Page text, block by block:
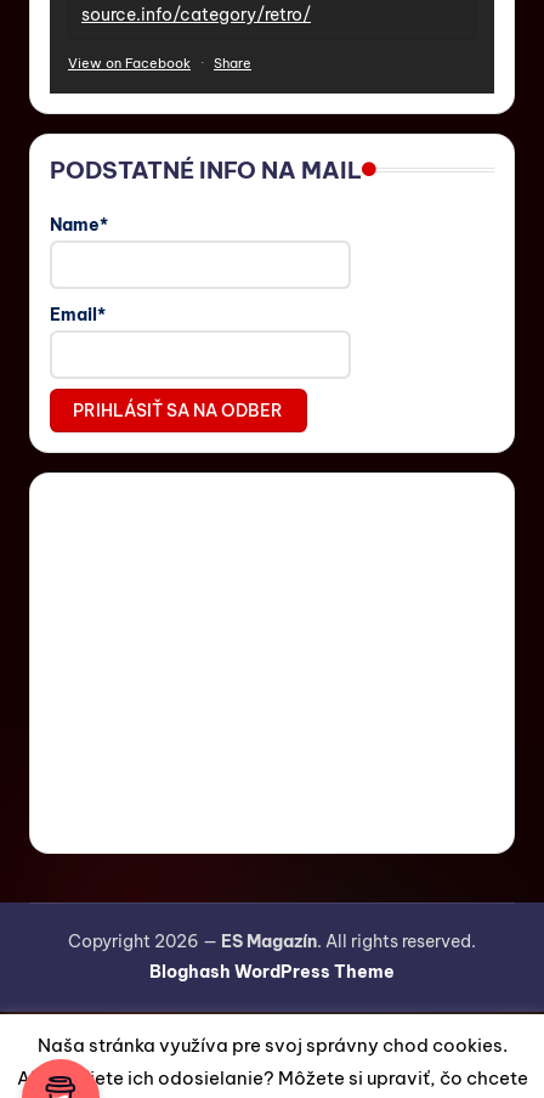
source.info/category/retro/
View on Facebook · Share
PODSTATNÉ INFO NA MAIL
Name*
Email*
Copyright 2026 — ES Magazín. All rights reserved.
Bloghash WordPress Theme
Naša stránka využíva pre svoj správny chod cookies.
Akceptujete ich odosielanie? Môžete si upraviť, čo chcete